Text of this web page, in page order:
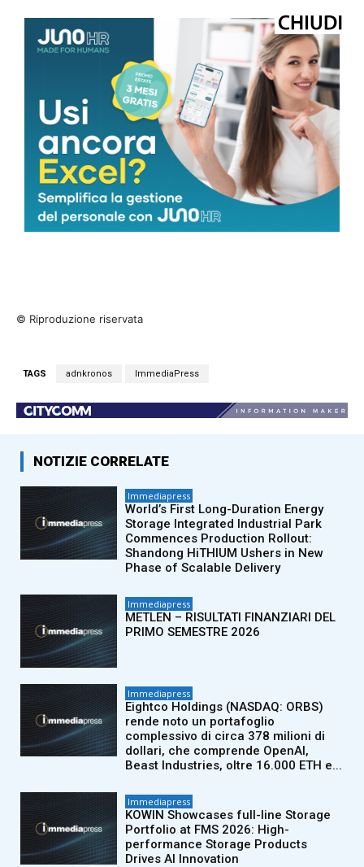
© Riproduzione riservata
TAGS adnkronos ImmediaPress
NOTIZIE CORRELATE
Immediapress
World’s First Long-Duration Energy
Storage Integrated Industrial Park
Commences Production Rollout:
Shandong HiTHIUM Ushers in New
Phase of Scalable Delivery
Immediapress
METLEN – RISULTATI FINANZIARI DEL
PRIMO SEMESTRE 2026
Immediapress
Eightco Holdings (NASDAQ: ORBS)
rende noto un portafoglio
complessivo di circa 378 milioni di
dollari, che comprende OpenAI,
Beast Industries, oltre 16.000 ETH e...
Immediapress
KOWIN Showcases full-line Storage
Portfolio at FMS 2026: High-
performance Storage Products
Drives AI Innovation